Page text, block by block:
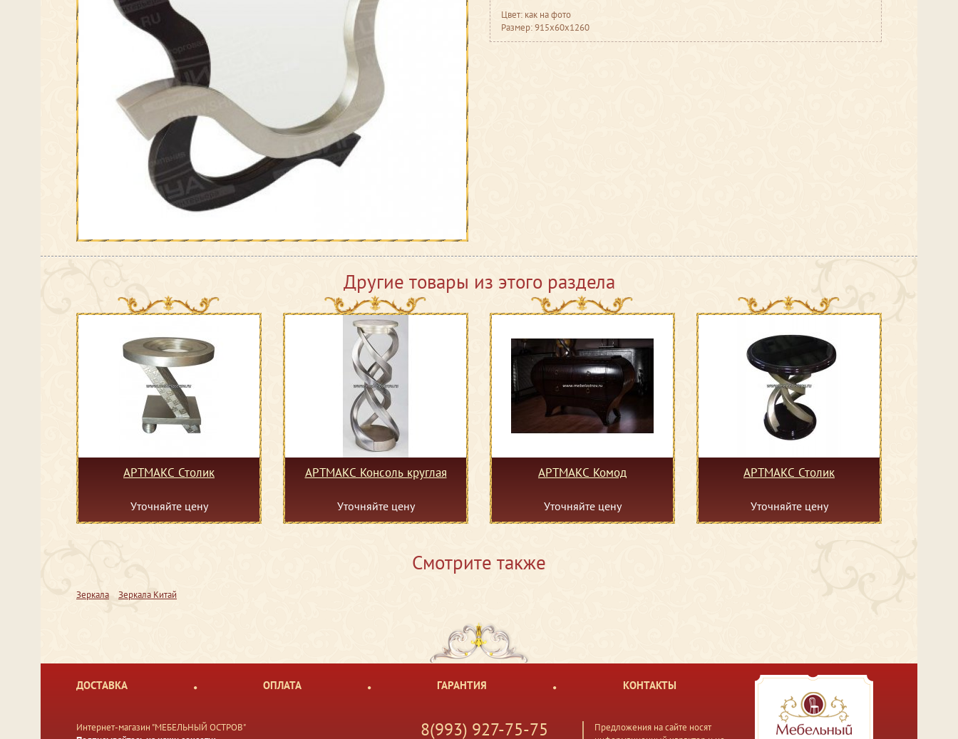
Цвет: как на фото
Размер: 915x60x1260
Другие товары из этого раздела
АРТМАКС Столик
Уточняйте цену
АРТМАКС Консоль круглая
Уточняйте цену
АРТМАКС Комод
Уточняйте цену
АРТМАКС Столик
Уточняйте цену
Смотрите также
Зеркала Зеркала Китай
ДОСТАВКА ОПЛАТА ГАРАНТИЯ КОНТАКТЫ
Интернет-магазин "МЕБЕЛЬНЫЙ ОСТРОВ"
8(993) 927-75-75
Предложения на сайте носят